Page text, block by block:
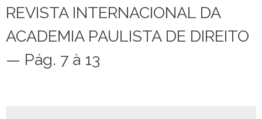
REVISTA INTERNACIONAL DA
ACADEMIA PAULISTA DE DIREITO
— Pág. 7 à 13